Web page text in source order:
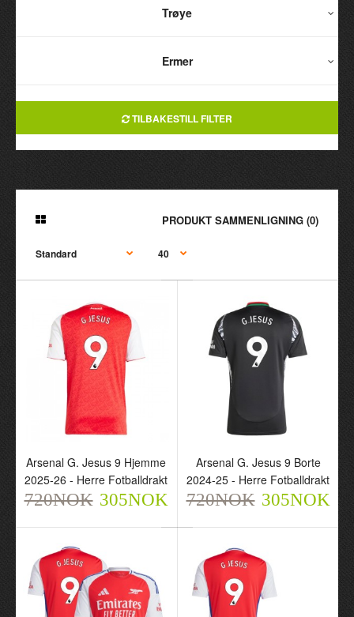
Trøye
Ermer
TILBAKESTILL FILTER
PRODUKT SAMMENLIGNING (0)
Hjemme 2025-26 - Herre
Fotballdrakt
720NOK 305NOK
2024-25 - Herre
Fotballdrakt
720NOK 305NOK
Arsenal G. Jesus 9 Hjemme
2025-26 - Herre Fotballdrakt
720NOK 305NOK
Arsenal G. Jesus 9 Borte
2024-25 - Herre Fotballdrakt
720NOK 305NOK